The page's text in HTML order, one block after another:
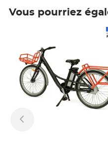
Vous pourriez